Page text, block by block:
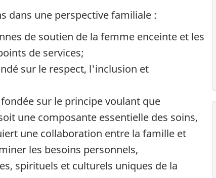
dans une perspective familiale :
de soutien de la femme enceinte et les
de services;
sur le respect, l'inclusion et
sur le principe voulant que
une composante essentielle des soins,
une collaboration entre la famille et
les besoins personnels,
spirituels et culturels uniques de la